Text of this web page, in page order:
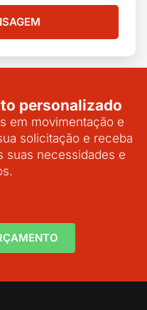
personalizado
em movimentação e
solicitação e receba
suas necessidades e